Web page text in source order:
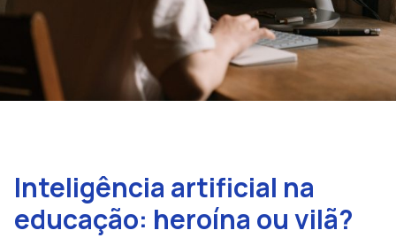
Inteligência artificial na
educação: heroína ou vilã?